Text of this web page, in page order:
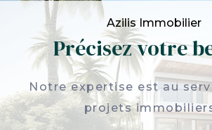
Azilis Immobilier
Précisez votre
Notre expertise est au
projets